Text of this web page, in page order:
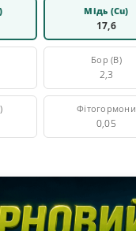
Мідь (Cu)
17,6
Бор (В)
2,3
Фітогормони
0,05